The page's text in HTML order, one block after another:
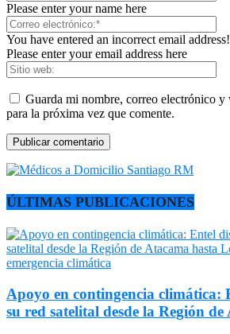
Please enter your name here
You have entered an incorrect email address!
Please enter your email address here
Guarda mi nombre, correo electrónico y
para la próxima vez que comente.
ÚLTIMAS PUBLICACIONES
Apoyo en contingencia climática:
su red satelital desde la Región